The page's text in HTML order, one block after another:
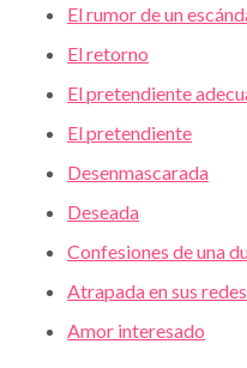
El rumor de un
El retorno
El pretendiente
El pretendiente
Desenmascarada
Deseada
Confesiones de una
Atrapada en sus redes
Amor interesado